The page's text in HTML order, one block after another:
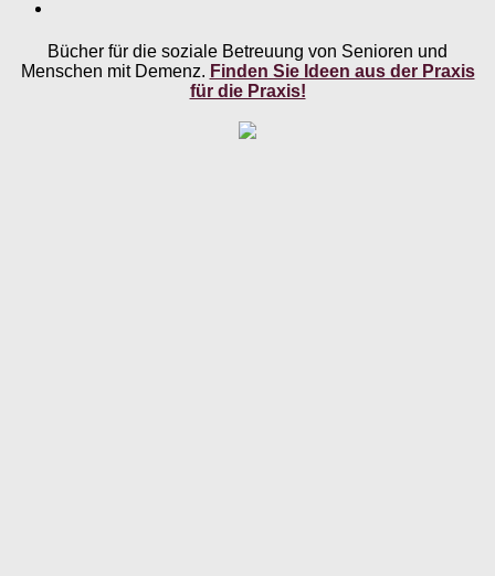
Bücher für die soziale Betreuung von Senioren und
Menschen mit Demenz. Finden Sie Ideen aus der Praxis
für die Praxis!